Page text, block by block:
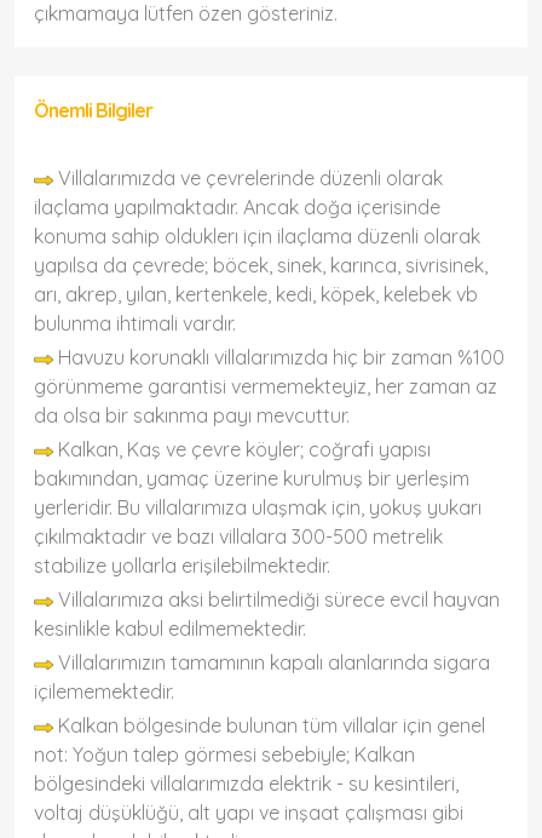
çıkmamaya lütfen özen gösteriniz.
Önemli Bilgiler
Villalarımızda ve çevrelerinde düzenli olarak
ilaçlama yapılmaktadır. Ancak doğa içerisinde
konuma sahip olduklerı için ilaçlama düzenli olarak
yapılsa da çevrede; böcek, sinek, karınca, sivrisinek,
arı, akrep, yılan, kertenkele, kedi, köpek, kelebek vb
bulunma ihtimali vardır.
Havuzu korunaklı villalarımızda hiç bir zaman %100
görünmeme garantisi vermemekteyiz, her zaman az
da olsa bir sakınma payı mevcuttur.
Kalkan, Kaş ve çevre köyler; coğrafi yapısı
bakımından, yamaç üzerine kurulmuş bir yerleşim
yerleridir. Bu villalarımıza ulaşmak için, yokuş yukarı
çıkılmaktadır ve bazı villalara 300-500 metrelik
stabilize yollarla erişilebilmektedir.
Villalarımıza aksi belirtilmediği sürece evcil hayvan
kesinlikle kabul edilmemektedir.
Villalarımızın tamamının kapalı alanlarında sigara
içilememektedir.
Kalkan bölgesinde bulunan tüm villalar için genel
not: Yoğun talep görmesi sebebiyle; Kalkan
bölgesindeki villalarımızda elektrik - su kesintileri,
voltaj düşüklüğü, alt yapı ve inşaat çalışması gibi